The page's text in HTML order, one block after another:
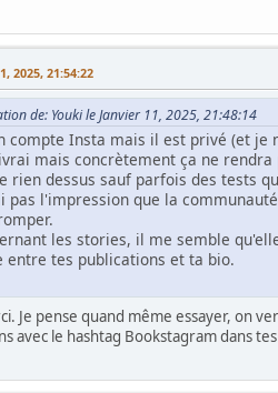
2025, 21:54:22
de: Youki le Janvier 11, 2025, 21:48:14
compte Insta mais il est privé (et je
mais concrètement ça ne
rien dessus sauf parfois des tests
pas l'impression que la
les stories, il me semble
entre tes publications et ta bio.
Je pense quand même essayer, on
avec le hashtag Bookstagram dans